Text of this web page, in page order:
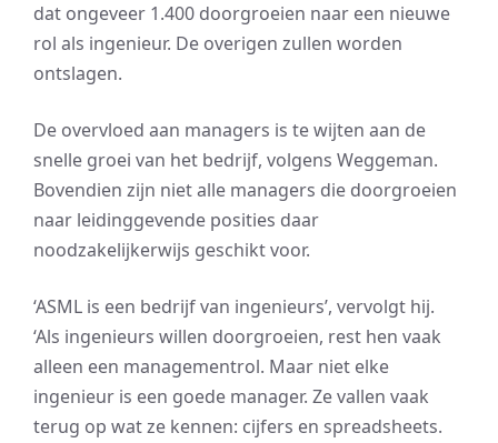
dat ongeveer 1.400 doorgroeien naar een nieuwe
rol als ingenieur. De overigen zullen worden
ontslagen.
De overvloed aan managers is te wijten aan de
snelle groei van het bedrijf, volgens Weggeman.
Bovendien zijn niet alle managers die doorgroeien
naar leidinggevende posities daar
noodzakelijkerwijs geschikt voor.
‘ASML is een bedrijf van ingenieurs’, vervolgt hij.
‘Als ingenieurs willen doorgroeien, rest hen vaak
alleen een managementrol. Maar niet elke
ingenieur is een goede manager. Ze vallen vaak
terug op wat ze kennen: cijfers en spreadsheets.